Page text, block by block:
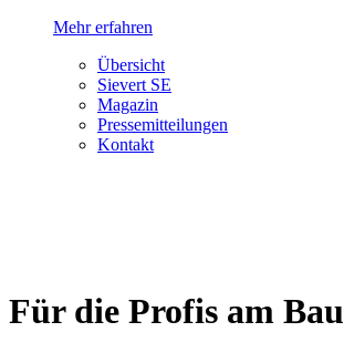
Mehr erfahren
Übersicht
Sievert SE
Magazin
Pressemitteilungen
Kontakt
Für die Profis am Bau